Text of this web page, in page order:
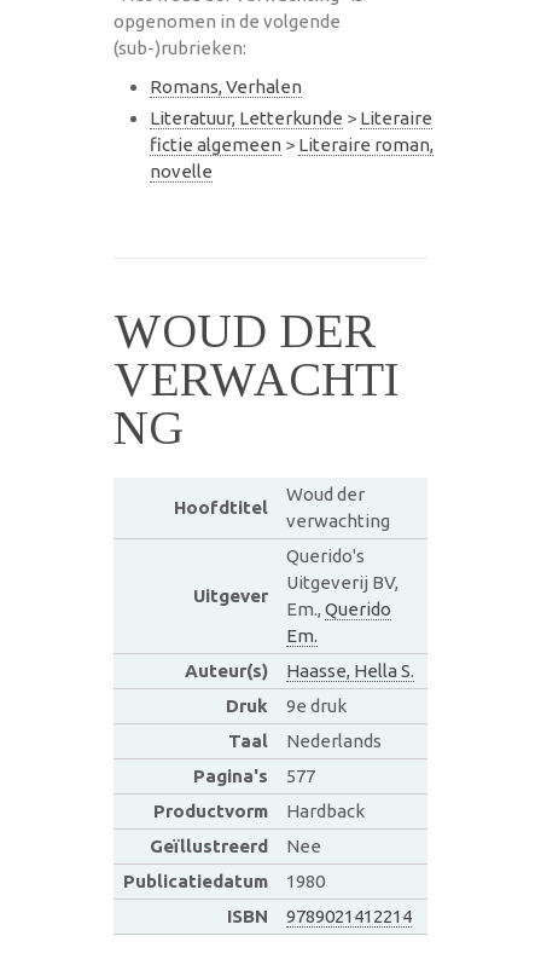
opgenomen in de volgende
(sub-)rubrieken:
Romans, Verhalen
Literatuur, Letterkunde > Literaire
fictie algemeen > Literaire roman,
novelle
WOUD DER
VERWACHTI
NG
Hoofdtitel
Woud der
verwachting
Uitgever
Querido's
Uitgeverij BV,
Em., Querido
Em.
Auteur(s)
Haasse, Hella S.
Druk
9e druk
Taal
Nederlands
Pagina's
577
Productvorm
Hardback
Geïllustreerd
Nee
Publicatiedatum
1980
ISBN
9789021412214